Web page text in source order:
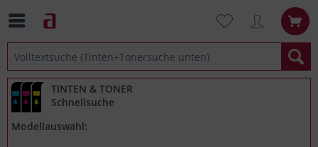
TINTEN & TONER
Schnellsuche
Modellauswahl: